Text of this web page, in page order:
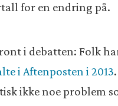
for en endring på.
i debatten: Folk
i Aftenposten i 2013
ikke noe problem